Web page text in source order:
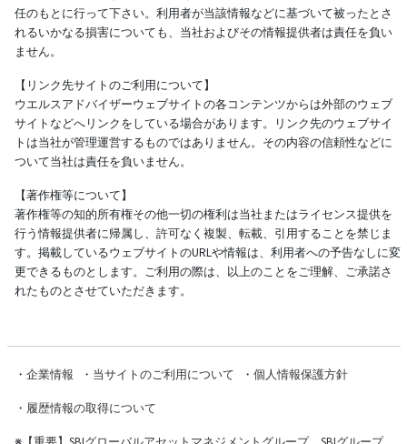
任のもとに行って下さい。利用者が当該情報などに基づいて被ったとさ
れるいかなる損害についても、当社およびその情報提供者は責任を負い
ません。
【リンク先サイトのご利用について】
ウエルスアドバイザーウェブサイトの各コンテンツからは外部のウェブ
サイトなどへリンクをしている場合があります。リンク先のウェブサイ
トは当社が管理運営するものではありません。その内容の信頼性などに
ついて当社は責任を負いません。
【著作権等について】
著作権等の知的所有権その他一切の権利は当社またはライセンス提供を
行う情報提供者に帰属し、許可なく複製、転載、引用することを禁じま
す。掲載しているウェブサイトのURLや情報は、利用者への予告なしに変
更できるものとします。ご利用の際は、以上のことをご理解、ご承諾さ
れたものとさせていただきます。
・ 企業情報 ・ 当サイトのご利用について ・ 個人情報保護方針
・ 履歴情報の取得について